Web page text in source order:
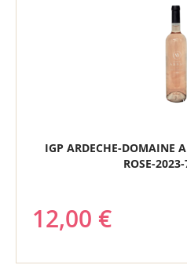
IGP ARDECHE-DOMAINE
ROSE-
12,00 €